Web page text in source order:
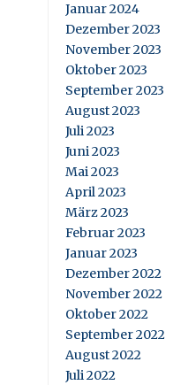
Januar 2024
Dezember 2023
November 2023
Oktober 2023
September 2023
August 2023
Juli 2023
Juni 2023
Mai 2023
April 2023
März 2023
Februar 2023
Januar 2023
Dezember 2022
November 2022
Oktober 2022
September 2022
August 2022
Juli 2022